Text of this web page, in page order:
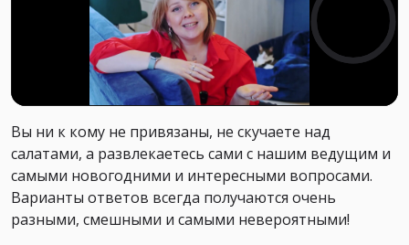
Вы ни к кому не привязаны, не скучаете над
салатами, а развлекаетесь сами с нашим ведущим и
самыми новогодними и интересными вопросами.
Варианты ответов всегда получаются очень
разными, смешными и самыми невероятными!